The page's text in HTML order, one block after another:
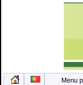
Menu